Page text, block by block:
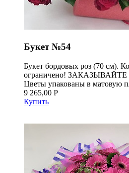
Букет №54
Букет бордовых роз (70 см).
ограничено!
Цветы упакованы в матовую
9 265,00 Р
Купить